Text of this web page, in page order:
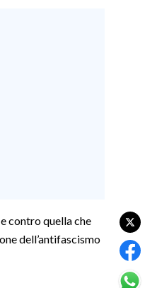
contro quella che
dell’antifascismo